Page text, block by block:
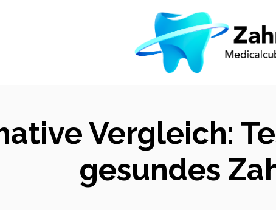
Vergleich:
gesundes